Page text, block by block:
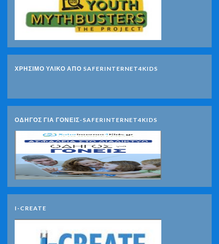
ΧΡΗΣΙΜΟ ΥΛΙΚΟ ΑΠΟ SAFERINTERNET4KIDS
ΟΔΗΓΟΣ ΓΙΑ ΓΟΝΕΙΣ-SAFERINTERNET4KIDS
I-CREATE